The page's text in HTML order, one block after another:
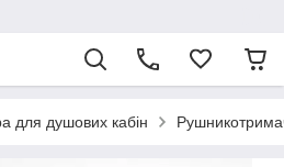
для душових кабін